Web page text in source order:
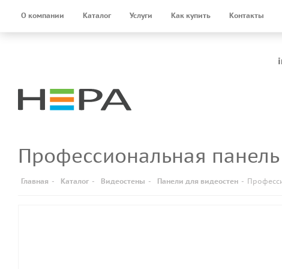
О компании Каталог Услуги Как купить Контакты
Профессиональная панель
Главная - Каталог - Видеостены - Панели для видеостен -